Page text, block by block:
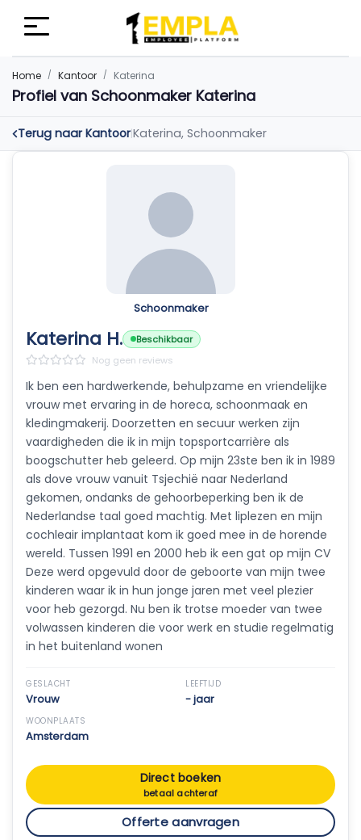
Home Kantoor Katerina
Profiel van Schoonmaker Katerina
Terug naar Kantoor|Katerina, Schoonmaker
Schoonmaker
Katerina H.
Beschikbaar
Nog geen reviews
Ik ben een hardwerkende, behulpzame en vriendelijke
vrouw met ervaring in de horeca, schoonmaak en
kledingmakerij. Doorzetten en secuur werken zijn
vaardigheden die ik in mijn topsportcarrière als
boogschutter heb geleerd. Op mijn 23ste ben ik in 1989
als dove vrouw vanuit Tsjechië naar Nederland
gekomen, ondanks de gehoorbeperking ben ik de
Nederlandse taal goed machtig. Met liplezen en mijn
cochleair implantaat kom ik goed mee in de horende
wereld. Tussen 1991 en 2000 heb ik een gat op mijn CV
Deze werd opgevuld door de geboorte van mijn twee
kinderen waar ik in hun jonge jaren met veel plezier
voor heb gezorgd. Nu ben ik trotse moeder van twee
volwassen kinderen die voor werk en studie regelmatig
in het buitenland wonen
GESLACHT
Vrouw
LEEFTIJD
- jaar
WOONPLAATS
Amsterdam
Direct boeken
betaal achteraf
Offerte aanvragen